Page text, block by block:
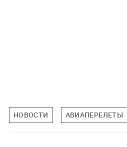
НОВОСТИ АВИАПЕРЕЛЕТЫ